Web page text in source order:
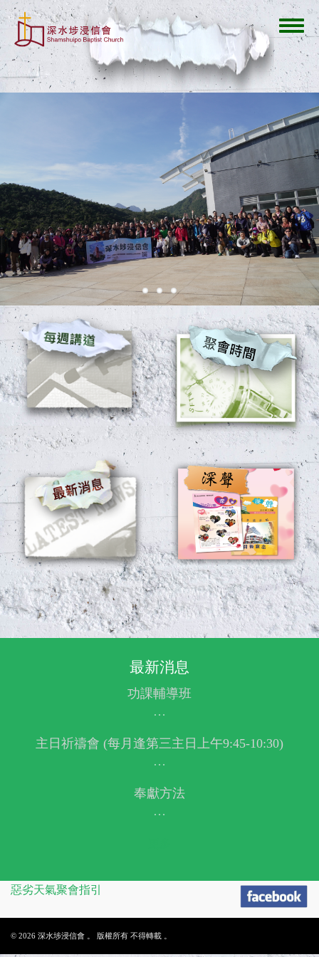
移
至
主
內
容
最新消息
功課輔導班
…
主日祈禱會 (每月逢第三主日上午9:45-10:30)
…
奉獻方法
…
惡劣天氣聚會指引
© 2026 深水埗浸信會 。 版權所有 不得轉載 。